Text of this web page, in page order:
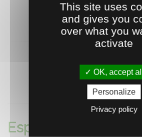
RECOMMANDEZ CE
Espaces verts
This site uses
and gives you
over what you
activate
OK, accept all
Personalize
Privacy policy